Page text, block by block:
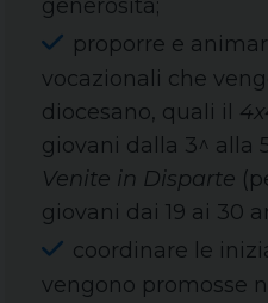
generosità;
proporre e
vocazionali che
diocesano, quali il
giovani dalla 3^ alla
Venite in Disparte
giovani dai 19 ai 30
coordinare le
vengono promosse